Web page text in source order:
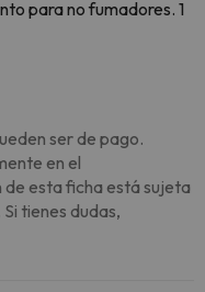
para no fumadores. 1
ser de pago.
en el
esta ficha está sujeta
tienes dudas,